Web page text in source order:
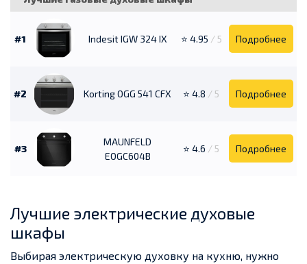
#1 Indesit IGW 324 IX ⭐ 4.95 / 5 Подробнее
#2 Korting OGG 541 CFX ⭐ 4.8 / 5 Подробнее
#3
MAUNFELD
EOGC604B
⭐ 4.6 / 5 Подробнее
Лучшие электрические духовые
шкафы
Выбирая электрическую духовку на кухню, нужно